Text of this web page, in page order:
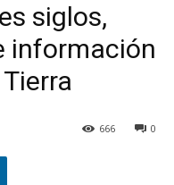
siglos,
información
0
666